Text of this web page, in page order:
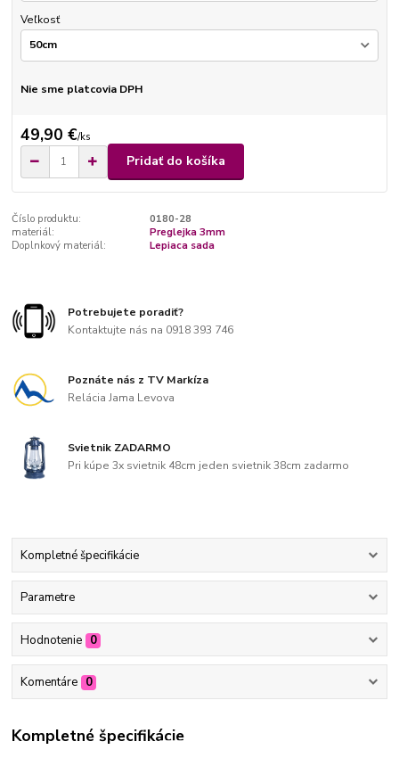
Veľkosť
Nie sme platcovia DPH
49,90 €/ks
Pridať do košíka
Číslo produktu:
0180-28
materiál:
Preglejka 3mm
Doplnkový materiál:
Lepiaca sada
Potrebujete poradiť?
Kontaktujte nás na 0918 393 746
Poznáte nás z TV Markíza
Relácia Jama Levova
Svietnik ZADARMO
Pri kúpe 3x svietnik 48cm jeden svietnik 38cm zadarmo
Kompletné špecifikácie
Parametre
Hodnotenie 0
Komentáre 0
Kompletné špecifikácie